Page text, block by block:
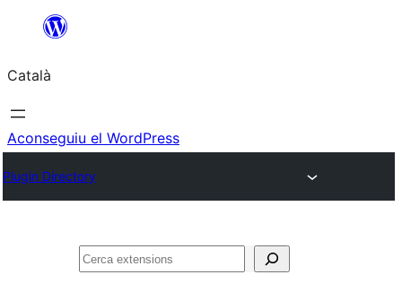
contingut
Català
Aconseguiu el WordPress
Plugin Directory
Cerca